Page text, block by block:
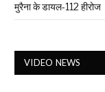
मुरैना के डायल-112 हीरोज
VIDEO NEWS